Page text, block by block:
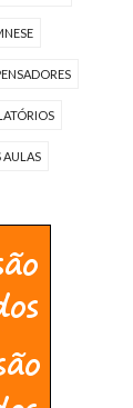
AULAS